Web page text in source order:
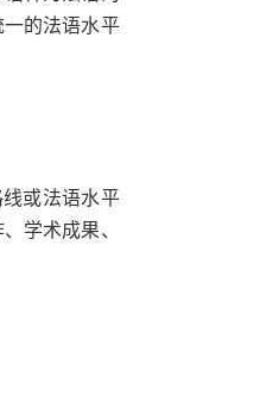
的法语水平
或法语水平
学术成果、